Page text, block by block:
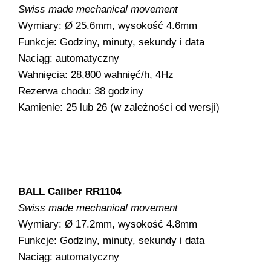
Swiss made mechanical movement
Wymiary: Ø 25.6mm, wysokość 4.6mm
Funkcje: Godziny, minuty, sekundy i data
Naciąg: automatyczny
Wahnięcia: 28,800 wahnięć/h, 4Hz
Rezerwa chodu: 38 godziny
Kamienie: 25 lub 26 (w zależności od wersji)
BALL Caliber RR1104
Swiss made mechanical movement
Wymiary: Ø 17.2mm, wysokość 4.8mm
Funkcje: Godziny, minuty, sekundy i data
Naciąg: automatyczny